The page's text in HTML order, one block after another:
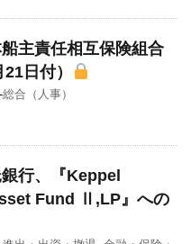
船主責任相互保険組合
日付）
-総合（人事）
行、『Keppel
Fund Ⅱ,LP』への